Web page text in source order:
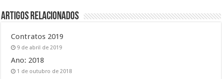
Artigos Relacionados
Contratos 2019
9 de abril de 2019
Ano: 2018
1 de outubro de 2018